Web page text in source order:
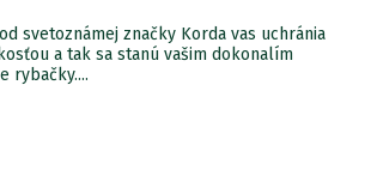
svetoznámej značky Korda vas uchránia
a tak sa stanú vašim dokonalím
rybačky....